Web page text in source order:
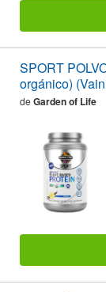
SPORT
orgánico)
de Garden of Life